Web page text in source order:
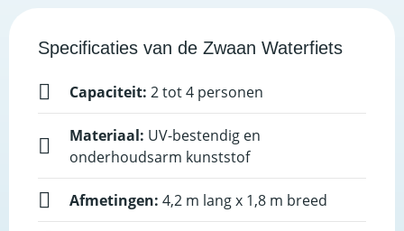
Specificaties van de Zwaan Waterfiets
Capaciteit: 2 tot 4 personen
Materiaal: UV-bestendig en
onderhoudsarm kunststof
Afmetingen: 4,2 m lang x 1,8 m breed